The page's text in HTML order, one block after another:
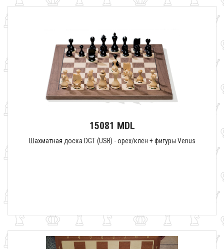
15081 MDL
Шахматная доска DGT (USB) - орех/клён + фигуры Venus